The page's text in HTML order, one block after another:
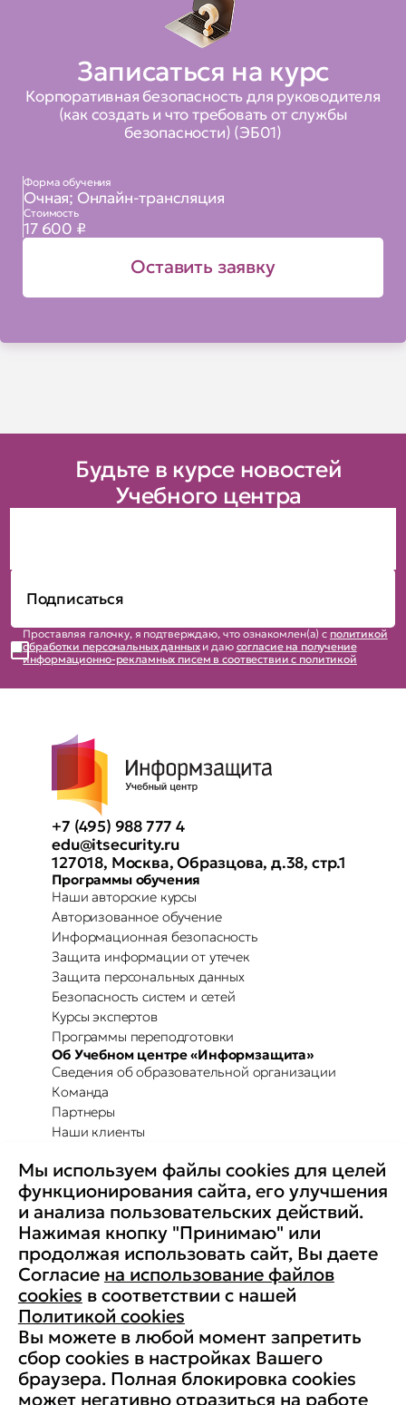
Записаться на курс
Корпоративная безопасность для руководителя
(как создать и что требовать от службы
безопасности) (ЭБ01)
Форма обучения
Очная; Онлайн-трансляция
Стоимость
17 600 ₽
Оставить заявку
Будьте в курсе новостей
Учебного центра
Проставляя галочку, я подтверждаю, что ознакомлен(а) с политикой
обработки персональных данныхи даю согласие на получение
информационно-рекламных писем в соотвествии с политикой
+7 (495) 988 777 4
edu@itsecurity.ru
127018, Москва, Образцова, д.38, стр.1
Программы обучения
Наши авторские курсы
Авторизованное обучение
Информационная безопасность
Защита информации от утечек
Защита персональных данных
Безопасность систем и сетей
Курсы экспертов
Программы переподготовки
Об Учебном центре «Информзащита»
Сведения об образовательной организации
Команда
Партнеры
Наши клиенты
Повышение осведомленности
Партнерство с Secure-T
Преимущества для бизнеса
Комплексные программы
Контакты
Медиа
Вакансии
Реквизиты
Старая версия сайта
© АНО ДПО «Учебный центр
«Информзащита», 1998-2026. ИНН:
Мы используем файлы cookies для целей
функционирования сайта, его улучшения
и анализа пользовательских действий.
Нажимая кнопку "Принимаю" или
продолжая использовать сайт, Вы даете
Согласие на использование файлов
cookies в соответствии с нашей
Политикой cookies
Вы можете в любой момент запретить
сбор cookies в настройках Вашего
браузера. Полная блокировка cookies
может негативно отразиться на работе